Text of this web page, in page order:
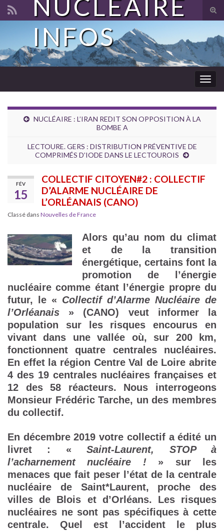
Search for:
NUCLÉAIRE
INFOS
NUCLÉAIRE : L’IRAN REDIT SON OPPOSITION À LA
BOMBE A
LECTOURE. GERS : DISTRIBUTION PRÉVENTIVE DE
COMPRIMÉS D’IODE DANS LE LECTOUROIS
FÉV
15
COLLECTIF CITOYEN#2 : COLLECTIF
D’ALARME NUCLÉAIRE DE
L’ORLÉANAIS (CANO)
Classé dans Nouvelles de France
Alors qu’au nom du climat
et de la transition
énergétique, certains font la
promotion de l’énergie
nucléaire comme étant l’énergie propre du
futur, le « Collectif d’Alarme Nucléaire de
l’Orléanais » (CANO) veut informer la
population sur les risques encourus en
vivant dans une vallée où, sur 200 km,
fonctionnent quatre centrales nucléaires.
En effet la région Centre Val de Loire abrite
4 des 19 centrales nucléaires françaises et
12 des 58 réacteurs. Nous interrogeons
Monsieur Frédéric Tarche, un des membres
du collectif.
En décembre 2019 votre collectif a édité un
livret : «Saint-Laurent, STOP à
l’acharnement nucléaire !» sur les
menaces que fait peser l’état de la centrale
nucléaire de Saint*Laurent, proche des
villes de Blois et d’Orléans. Les risques
nucléaires ne sont pas spécifiques à cette
centrale. Quel est l’accident le plus